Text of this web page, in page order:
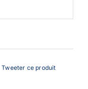
Tweeter ce produit